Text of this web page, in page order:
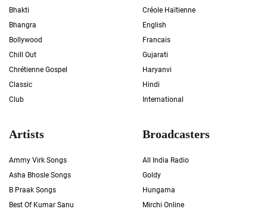
Bhakti
Bhangra
Bollywood
Chill Out
Chrétienne Gospel
Classic
Club
Créole Haïtienne
English
Francais
Gujarati
Haryanvi
Hindi
International
Artists
Ammy Virk Songs
Asha Bhosle Songs
B Praak Songs
Best Of Kumar Sanu
Broadcasters
All India Radio
Goldy
Hungama
Mirchi Online